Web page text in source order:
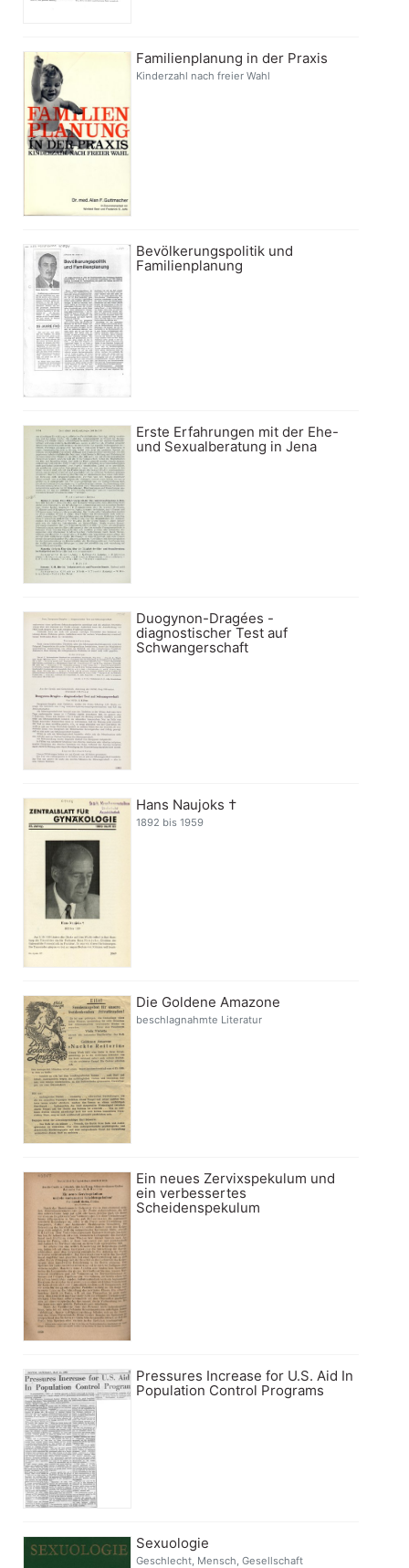
Familienplanung in der Praxis
Kinderzahl nach freier Wahl
Bevölkerungspolitik und
Familienplanung
Erste Erfahrungen mit der Ehe-
und Sexualberatung in Jena
Duogynon-Dragées -
diagnostischer Test auf
Schwangerschaft
Hans Naujoks †
1892 bis 1959
Die Goldene Amazone
beschlagnahmte Literatur
Ein neues Zervixspekulum und
ein verbessertes
Scheidenspekulum
Pressures Increase for U.S. Aid In
Population Control Programs
Sexuologie
Geschlecht, Mensch, Gesellschaft